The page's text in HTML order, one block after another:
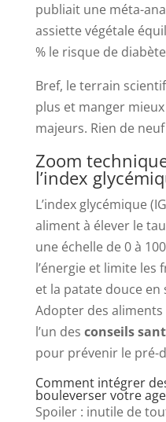
publiait une méta-
assiette végétale
% le risque de
Bref, le terrain
plus et manger
majeurs. Rien de
Zoom
l’index
L’index glycémique
aliment à élever le
une échelle de 0 à
l’énergie et limite les
et la patate douce en
Adopter des aliments
l’un des conseils
pour prévenir le pré-
Comment intégrer
bouleverser votre
Spoiler : inutile de